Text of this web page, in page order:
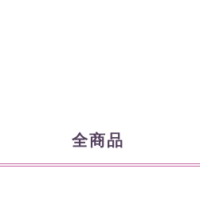
全商品